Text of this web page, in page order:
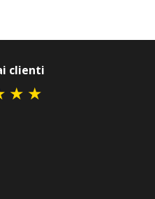
clienti
★ ★